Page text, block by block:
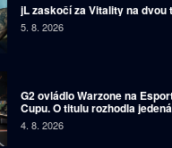
jL zaskočí za Vitality na dvou
5. 8. 2026
G2 ovládlo Warzone na
Cupu. O titulu rozhodla
4. 8. 2026